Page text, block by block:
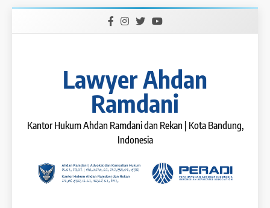
Lawyer Ahdan
Ramdani
Kantor Hukum Ahdan Ramdani dan Rekan | Kota Bandung,
Indonesia